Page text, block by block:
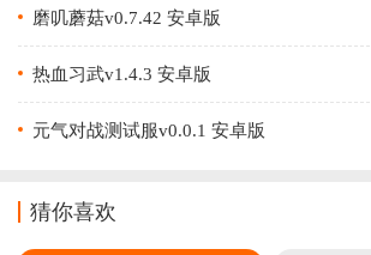
磨叽蘑菇v0.7.42 安卓版
热血习武v1.4.3 安卓版
元气对战测试服v0.0.1 安卓版
猜你喜欢